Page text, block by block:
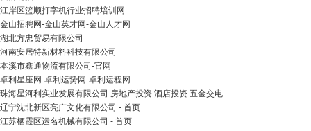
江岸区篮顺打字机行业招聘培训网
金山招聘网-金山英才网-金山人才网
湖北方忠贸易有限公司
河南安居特新材料科技有限公司
本溪市鑫通物流有限公司-官网
卓利星座网-卓利运势网-卓利运程网
珠海星河利实业发展有限公司 房地产投资 酒店投资 五金交电
辽宁沈北新区亮广文化有限公司 - 首页
江苏栖霞区运名机械有限公司 - 首页